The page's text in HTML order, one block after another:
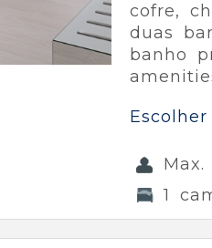
1
cofre,
duas
banho